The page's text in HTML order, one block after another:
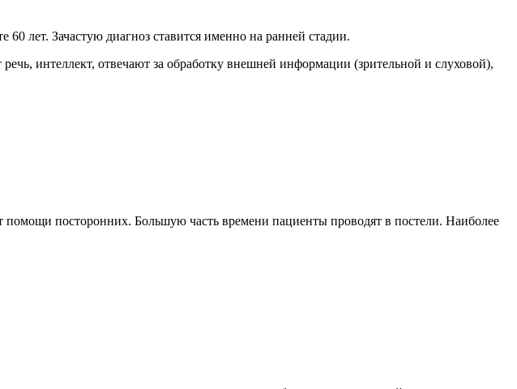
лет. Зачастую диагноз ставится именно на ранней стадии.
интеллект, отвечают за обработку внешней информации (зрительной и слуховой),
посторонних. Большую часть времени пациенты проводят в постели. Наиболее